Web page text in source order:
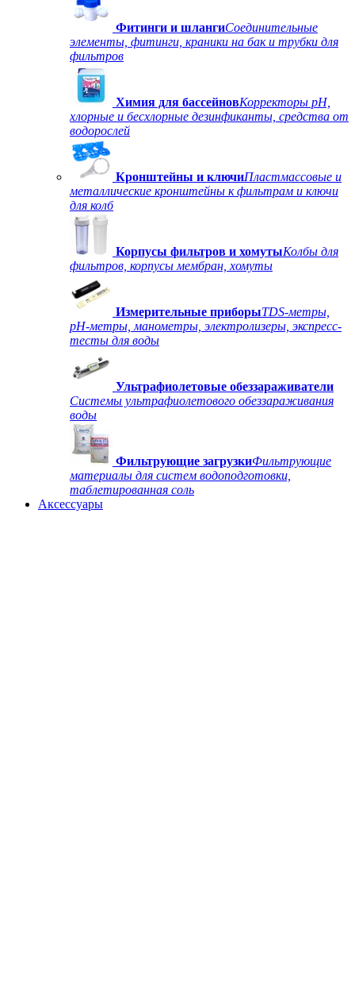
Фитинги и шлангиСоединительные
элементы, фитинги, краники на бак и трубки для
фильтров
Химия для бассейновКорректоры рН,
хлорные и бесхлорные дезинфиканты, средства от
водорослей
Кронштейны и ключиПластмассовые и
металлические кронштейны к фильтрам и ключи
для колб
Корпусы фильтров и хомутыКолбы для
фильтров, корпусы мембран, хомуты
Измерительные приборыTDS-метры,
рН-метры, манометры, электролизеры, экспресс-
тесты для воды
Ультрафиолетовые обеззараживатели
Системы ультрафиолетового обеззараживания
воды
Фильтрующие загрузкиФильтрующие
материалы для систем водоподготовки,
таблетированная соль
Аксессуары